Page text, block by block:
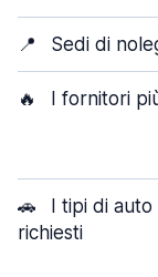
📍 Sedi di
🔥 I fornitori
🚗
I tipi di auto
richiesti